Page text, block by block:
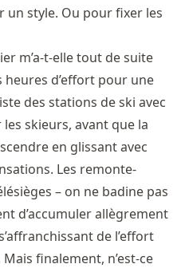
style. Ou pour fixer les
m’a-t-elle tout de suite
heures d’effort pour une
des stations de ski avec
skieurs, avant que la
en glissant avec
Les remonte-
– on ne badine pas
d’accumuler allègrement
de l’effort
finalement, n’est-ce